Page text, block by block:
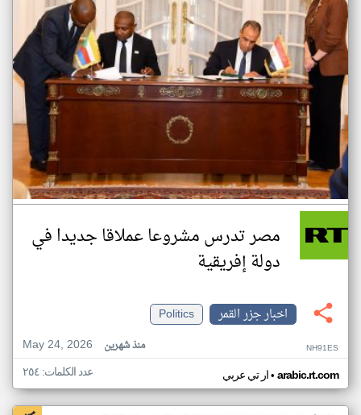
مصر تدرس مشروعا عملاقا جديدا في
دولة إفريقية
اخبار جزر القمر
Politics
May 24, 2026
منذ شهرين NH91ES
ار تي عربي• arabic.rt.com عدد الكلمات: ٢٥٤